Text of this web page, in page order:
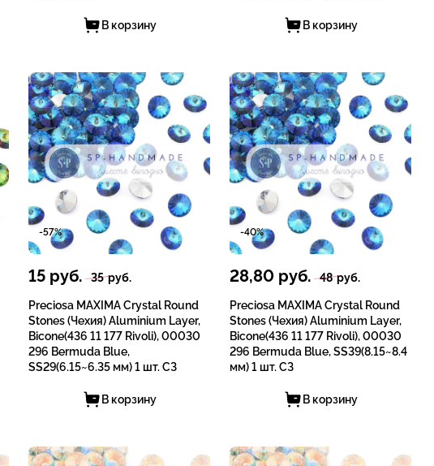
В корзину В корзину
-57%
15 руб. 35руб.
Preciosa MAXIMA Crystal Round
Stones (Чехия) Aluminium Layer,
Bicone(436 11 177 Rivoli), 00030
296 Bermuda Blue,
SS29(6.15~6.35 мм) 1 шт. СЗ
В корзину
-40%
28,80 руб. 48руб.
Preciosa MAXIMA Crystal Round
Stones (Чехия) Aluminium Layer,
Bicone(436 11 177 Rivoli), 00030
296 Bermuda Blue, SS39(8.15~8.4
мм) 1 шт. СЗ
В корзину